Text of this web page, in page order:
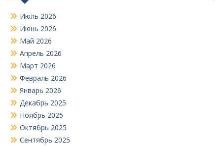
Июль 2026
Июнь 2026
Май 2026
Апрель 2026
Март 2026
Февраль 2026
Январь 2026
Декабрь 2025
Ноябрь 2025
Октябрь 2025
Сентябрь 2025